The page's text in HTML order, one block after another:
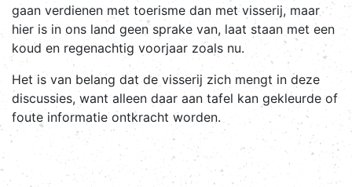
gaan verdienen met toerisme dan met visserij, maar
hier is in ons land geen sprake van, laat staan met een
koud en regenachtig voorjaar zoals nu.
Het is van belang dat de visserij zich mengt in deze
discussies, want alleen daar aan tafel kan gekleurde of
foute informatie ontkracht worden.